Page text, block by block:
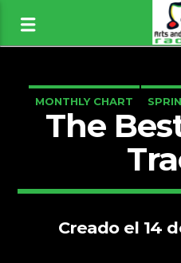
MONTHLY CHART
The
Creado el 14